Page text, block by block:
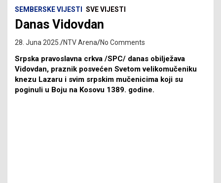
SEMBERSKE VIJESTI SVE VIJESTI
Danas Vidovdan
28. Juna 2025. NTV Arena No Comments
Srpska pravoslavna crkva /SPC/ danas obilježava
Vidovdan, praznik posvećen Svetom velikomučeniku
knezu Lazaru i svim srpskim mučenicima koji su
poginuli u Boju na Kosovu 1389. godine.